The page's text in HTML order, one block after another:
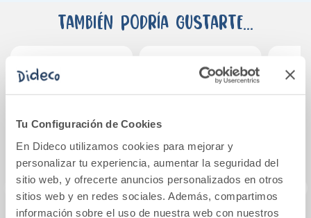
Tu Configuración de Cookies
En Dideco utilizamos cookies para mejorar y
personalizar tu experiencia, aumentar la seguridad del
sitio web, y ofrecerte anuncios personalizados en otros
sitios web y en redes sociales. Además, compartimos
información sobre el uso de nuestra web con nuestros
También podría gustarte...